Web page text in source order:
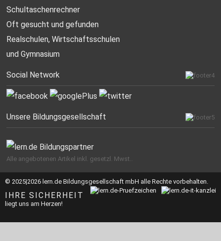
Schultaschenrechner
Oft gesucht und gefunden
Realschulen,Wirtschaftsschulen
und Gymnasium
Social Network
Unsere Bildungsgesellschaft
Alle angebotenen Artikel inkl. gesetzl. Mwst..
© 2025|2026 lern.de Bildungsgesellschaft mbH alle Rechte vorbehalten.
IHRE SICHERHEIT
liegt uns am Herzen!